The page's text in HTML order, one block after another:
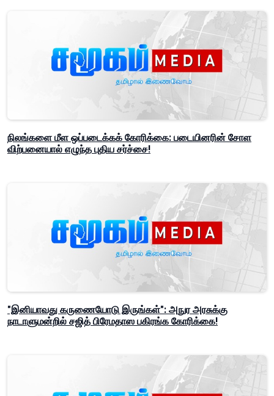
நிலங்களை மீள ஒப்படைக்கக் கோரிக்கை: படையினரின் சோள
விற்பனையால் எழுந்த புதிய சர்ச்சை!
"இனியாவது கருணையோடு இருங்கள்": அநுர அரசுக்கு
நாடாளுமன்றில் சஜித் பிரேமதாஸ பகிரங்க கோரிக்கை!